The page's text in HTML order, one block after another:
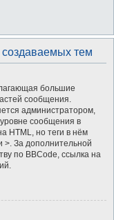
тем
большие
сообщения.
администратором,
сообщения в
HTML, но теги в нём
>. За дополнительной
по BBCode, ссылка на